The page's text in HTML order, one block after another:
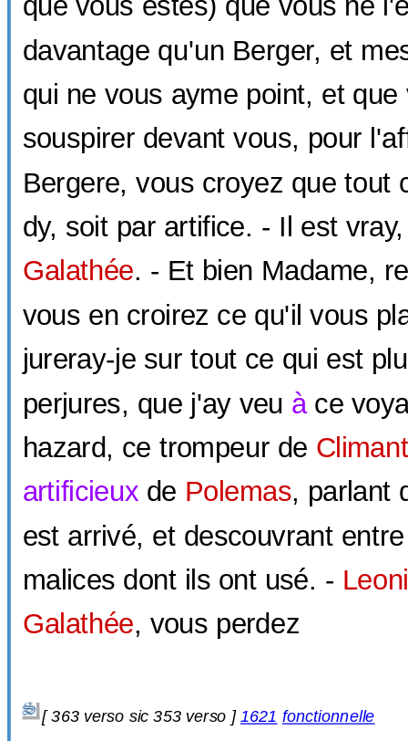
davantage qu'un Berger, et
qui ne vous ayme point, et que
souspirer devant vous, pour
Bergere, vous croyez que tout
dy, soit par artifice. - Il est
Galathée. - Et bien Madame,
vous en croirez ce qu'il vous
jureray-je sur tout ce qui est
perjures, que j'ay veu à ce
hazard, ce trompeur de
artificieuxde Polemas, parlant
est arrivé, et descouvrant
malices dont ils ont usé. -
Galathée, vous perdez
[363 verso sic 353 verso ]1621 fonctionnelle